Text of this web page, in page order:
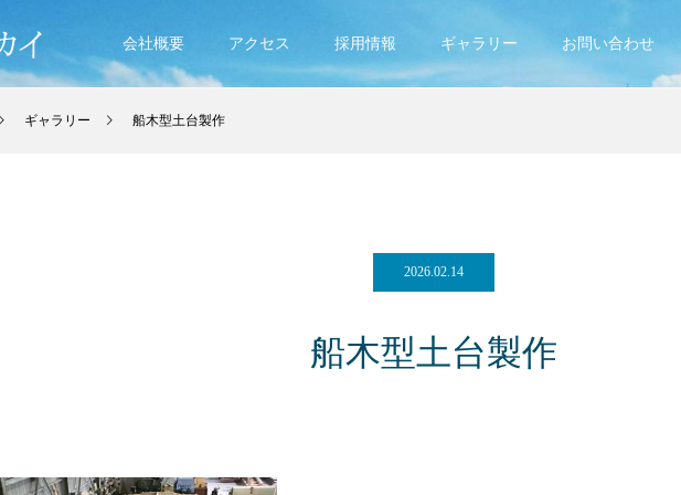
会社概要 アクセス 採用情報 ギャラリー お問い合わせ
ギャラリー 船木型土台製作
2026.02.14
船木型土台製作